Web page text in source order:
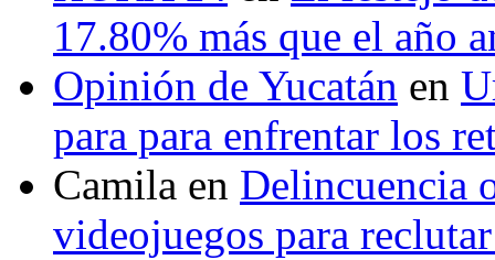
17.80% más que el año
Opinión de Yucatán en
para para enfrentar los
Camila en Delincuencia
videojuegos para